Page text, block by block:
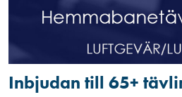
Inbjudan till 65+